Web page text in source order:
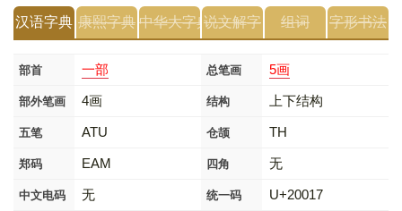
汉语字典 康熙字典 中华大字典说文解字 组词 字形书法
部首 一部 总笔画 5画
部外笔画 4画 结构 上下结构
五笔 ATU 仓颉 TH
郑码 EAM 四角 无
中文电码 无 统一码 U+20017